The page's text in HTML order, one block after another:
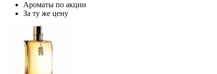
Ароматы по акции
За ту же цену